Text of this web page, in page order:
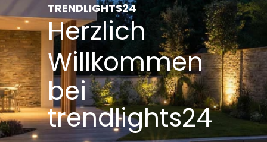
TRENDLIGHTS24
Herzlich
Willkommen
bei
trendlights24